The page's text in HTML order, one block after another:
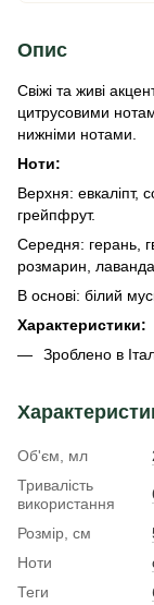
Опис
Свіжі та живі
цитрусовими
нижніми нотами.
Ноти:
Верхня: евкаліпт,
грейпфрут.
Середня: герань,
розмарин, лаванда.
В основі: білий
Характеристики:
Зроблено в
Об'єм, мл
Тривалість
використання
Розмір, см
Ноти
Теги